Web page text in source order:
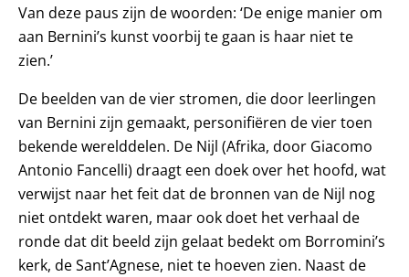
Van deze paus zijn de woorden: ‘De enige manier om
aan Bernini’s kunst voorbij te gaan is haar niet te
zien.’
De beelden van de vier stromen, die door leerlingen
van Bernini zijn gemaakt, personifiëren de vier toen
bekende werelddelen. De Nijl (Afrika, door Giacomo
Antonio Fancelli) draagt een doek over het hoofd, wat
verwijst naar het feit dat de bronnen van de Nijl nog
niet ontdekt waren, maar ook doet het verhaal de
ronde dat dit beeld zijn gelaat bedekt om Borromini’s
kerk, de Sant’Agnese, niet te hoeven zien. Naast de